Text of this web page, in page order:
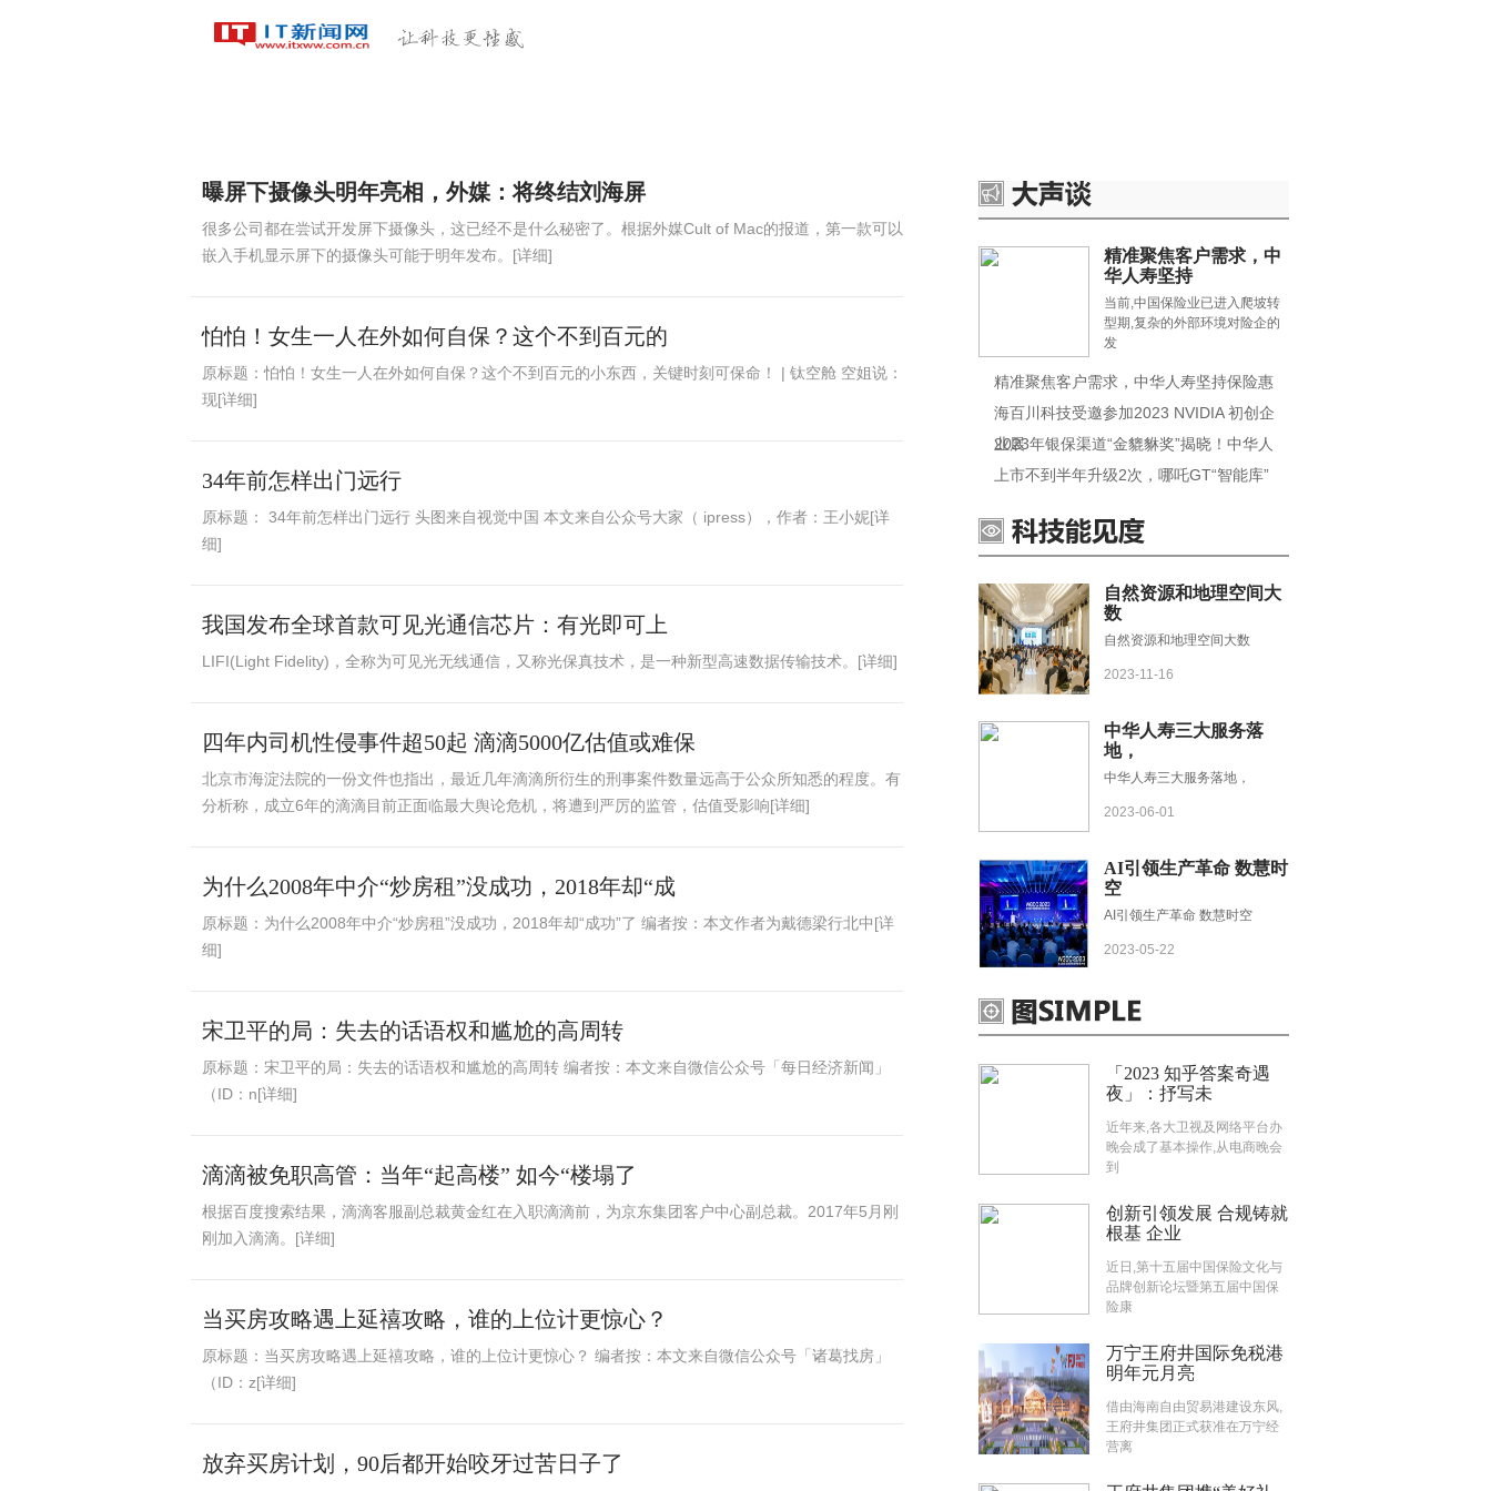
曝屏下摄像头明年亮相，外媒：将终结刘海屏
很多公司都在尝试开发屏下摄像头，这已经不是什么秘密了。根据外媒Cult of Mac的报道，第一款可以
嵌入手机显示屏下的摄像头可能于明年发布。[详细]
怕怕！女生一人在外如何自保？这个不到百元的
原标题：怕怕！女生一人在外如何自保？这个不到百元的小东西，关键时刻可保命！ | 钛空舱 空姐说：
现[详细]
34年前怎样出门远行
原标题： 34年前怎样出门远行 头图来自视觉中国 本文来自公众号大家（ ipress），作者：王小妮[详
细]
我国发布全球首款可见光通信芯片：有光即可上
LIFI(Light Fidelity)，全称为可见光无线通信，又称光保真技术，是一种新型高速数据传输技术。[详细]
四年内司机性侵事件超50起 滴滴5000亿估值或难保
北京市海淀法院的一份文件也指出，最近几年滴滴所衍生的刑事案件数量远高于公众所知悉的程度。有
分析称，成立6年的滴滴目前正面临最大舆论危机，将遭到严厉的监管，估值受影响[详细]
为什么2008年中介“炒房租”没成功，2018年却“成
原标题：为什么2008年中介“炒房租”没成功，2018年却“成功”了 编者按：本文作者为戴德梁行北中[详
细]
宋卫平的局：失去的话语权和尴尬的高周转
原标题：宋卫平的局：失去的话语权和尴尬的高周转 编者按：本文来自微信公众号「每日经济新闻」
（ID：n[详细]
滴滴被免职高管：当年“起高楼” 如今“楼塌了
根据百度搜索结果，滴滴客服副总裁黄金红在入职滴滴前，为京东集团客户中心副总裁。2017年5月刚
刚加入滴滴。[详细]
当买房攻略遇上延禧攻略，谁的上位计更惊心？
原标题：当买房攻略遇上延禧攻略，谁的上位计更惊心？ 编者按：本文来自微信公众号「诸葛找房」
（ID：z[详细]
放弃买房计划，90后都开始咬牙过苦日子了
精准聚焦客户需求，中
华人寿坚持
当前,中国保险业已进入爬坡转
型期,复杂的外部环境对险企的
发
精准聚焦客户需求，中华人寿坚持保险惠
海百川科技受邀参加2023 NVIDIA 初创企
业展
2023年银保渠道“金貔貅奖”揭晓！中华人
上市不到半年升级2次，哪吒GT“智能库”
自然资源和地理空间大
数
自然资源和地理空间大数
2023-11-16
中华人寿三大服务落
地，
中华人寿三大服务落地，
2023-06-01
AI引领生产革命 数慧时
空
AI引领生产革命 数慧时空
2023-05-22
「2023 知乎答案奇遇
夜」：抒写未
近年来,各大卫视及网络平台办
晚会成了基本操作,从电商晚会
到
创新引领发展 合规铸就
根基 企业
近日,第十五届中国保险文化与
品牌创新论坛暨第五届中国保
险康
万宁王府井国际免税港
明年元月亮
借由海南自由贸易港建设东风,
王府井集团正式获准在万宁经
营离